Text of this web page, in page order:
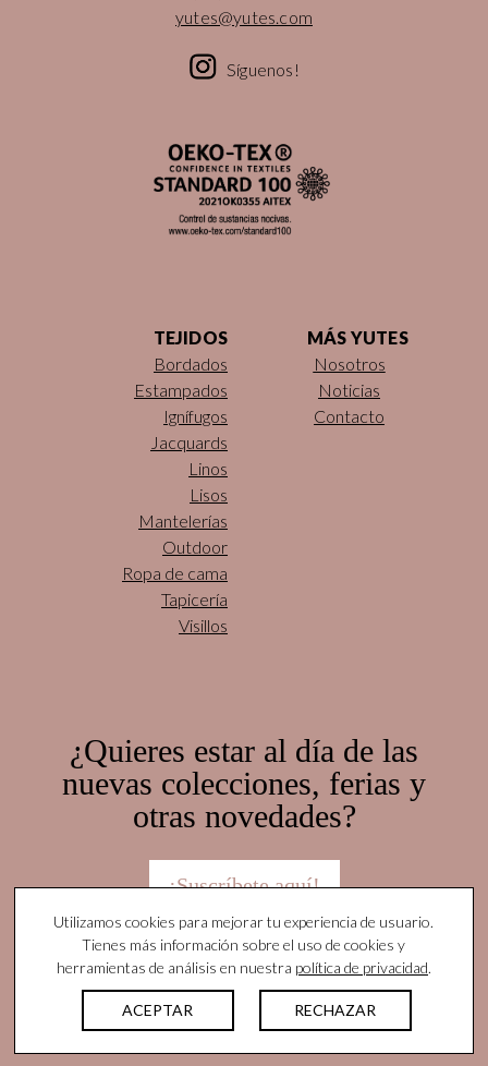
yutes@yutes.com
Síguenos!
TEJIDOS
Bordados
Estampados
Ignífugos
Jacquards
Linos
Lisos
Mantelerías
Outdoor
Ropa de cama
Tapicería
Visillos
MÁS YUTES
Nosotros
Noticias
Contacto
¿Quieres estar al día de las
nuevas colecciones, ferias y
otras novedades?
¡Suscríbete aquí!
© Yutes Natural Fabrics. Todos los derechos
reservados |Nota legal Política de privacidad
Protocolo Acoso
Utilizamos cookies para mejorar tu experiencia de usuario.
Tienes más información sobre el uso de cookies y
herramientas de análisis en nuestra política de privacidad.
ACEPTAR RECHAZAR